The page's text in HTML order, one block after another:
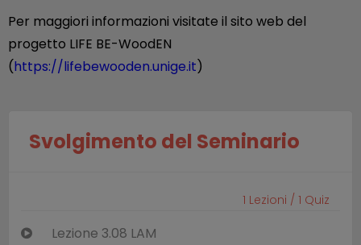
Per maggiori informazioni visitate il sito web del
progetto LIFE BE-WoodEN
(https://lifebewooden.unige.it)
Svolgimento del Seminario
1 Lezioni / 1 Quiz
Lezione 3.08 LAM